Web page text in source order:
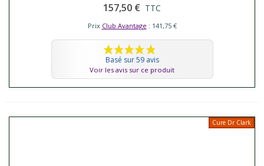
157,50 € TTC
Prix Club Avantage : 141,75 €
Basé sur 59 avis
Voir les avis sur ce produit
Cure Dr Clark